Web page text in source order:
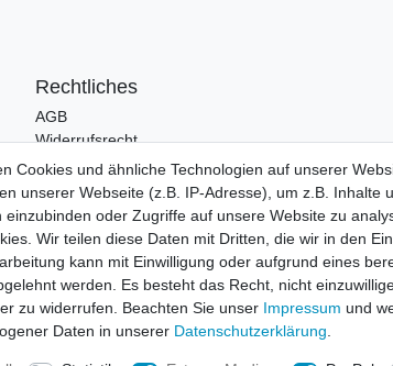
Rechtliches
AGB
Widerrufsrecht
Impressum
Datenschutzerklärung
Cookies und ähnliche Technologien auf unserer
unserer Webseite (z.B. IP-Adresse), um z.B. Inhalte
einzubinden oder Zugriffe auf unsere Website zu
Wir teilen diese Daten mit Dritten, die wir in den
kann mit Einwilligung oder aufgrund eines
werden. Es besteht das Recht, nicht
zu widerrufen. Beachten Sie unser Impressum und
Daten in unserer Daten­schutz­erklärung